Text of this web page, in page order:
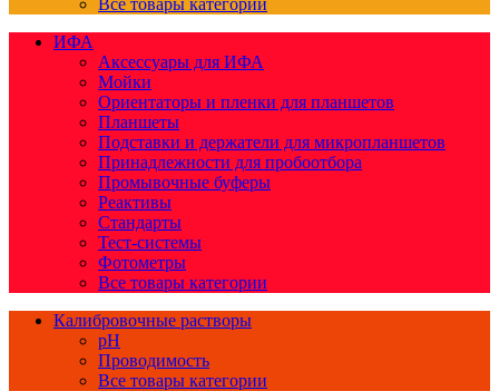
Все товары категории
ИФА
Аксессуары для ИФА
Мойки
Ориентаторы и пленки для планшетов
Планшеты
Подставки и держатели для микропланшетов
Принадлежности для пробоотбора
Промывочные буферы
Реактивы
Стандарты
Тест-системы
Фотометры
Все товары категории
Калибровочные растворы
pH
Проводимость
Все товары категории